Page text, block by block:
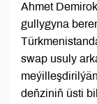
Ahmet
gullygyna
swap usuly
deňziniň üsti